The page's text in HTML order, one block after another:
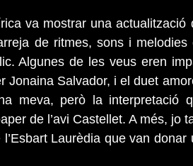
va mostrar una actualització
de ritmes, sons i melodies
Algunes de les veus eren
Jonaina Salvador, i el duet
meva, però la interpretació
de l’avi Castellet. A més, jo
Laurèdia que van donar